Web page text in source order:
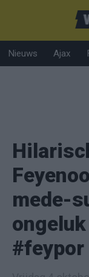
Nieuws Ajax
mede-
#feypor